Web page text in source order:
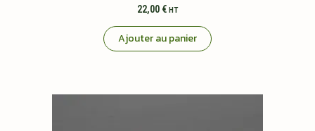
22,00 € HT
Ajouter au panier